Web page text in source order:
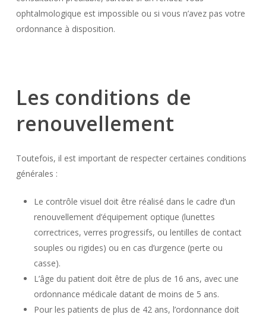
ophtalmologique est impossible ou si vous n’avez pas votre
ordonnance à disposition.
Les conditions de
renouvellement
Toutefois, il est important de respecter certaines conditions
générales :
Le contrôle visuel doit être réalisé dans le cadre d’un
renouvellement d’équipement optique (lunettes
correctrices, verres progressifs, ou lentilles de contact
souples ou rigides) ou en cas d’urgence (perte ou
casse).
L’âge du patient doit être de plus de 16 ans, avec une
ordonnance médicale datant de moins de 5 ans.
Pour les patients de plus de 42 ans, l’ordonnance doit